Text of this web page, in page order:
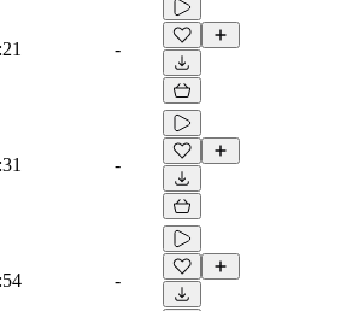
-
-
-